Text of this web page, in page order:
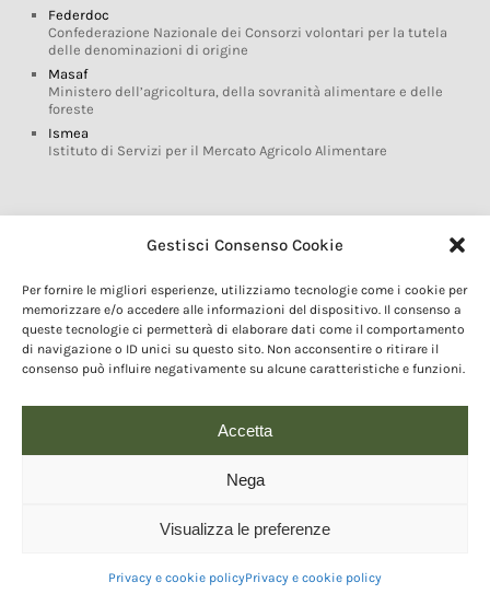
Gestisci Consenso Cookie
Per fornire le migliori esperienze, utilizziamo tecnologie come i cookie per
memorizzare e/o accedere alle informazioni del dispositivo. Il consenso a
queste tecnologie ci permetterà di elaborare dati come il comportamento
di navigazione o ID unici su questo sito. Non acconsentire o ritirare il
consenso può influire negativamente su alcune caratteristiche e funzioni.
Accetta
Nega
Visualizza le preferenze
Privacy e cookie policyPrivacy e cookie policy
Federdoc
Confederazione Nazionale dei Consorzi volontari per la tutela
delle denominazioni di origine
Masaf
Ministero dell’agricoltura, della sovranità alimentare e delle
foreste
Ismea
Istituto di Servizi per il Mercato Agricolo Alimentare
Glossario DOP IGP
Marchi DOP IGP
Normativa prodotti DOP IGP
Consorzi di Tutela
Farm To Fork e prodotti DOP IGP
comunicazione